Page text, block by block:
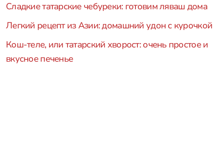
Сладкие татарские чебуреки: готовим ляваш дома
Легкий рецепт из Азии: домашний удон с курочкой
Кош-теле, или татарский хворост: очень простое и
вкусное печенье